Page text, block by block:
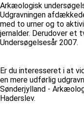
Arkæologisk
Udgravningen
med to urner og to
jernalder. Derudover et
Undersøgelsesår 2007.
Er du interesseret i at
en mere udførlig
Sønderjylland -
Haderslev.